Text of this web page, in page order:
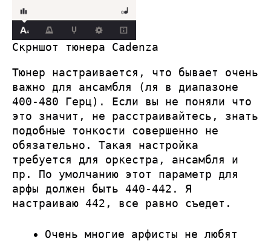
Скрншот тюнера Cadenza
Тюнер настраивается, что бывает очень
важно для ансамбля (ля в диапазоне
400-480 Герц). Если вы не поняли что
это значит, не расстраивайтесь, знать
подобные тонкости совершенно не
обязательно. Такая настройка
требуется для оркестра, ансамбля и
пр. По умолчанию этот параметр для
арфы должен быть 440-442. Я
настраиваю 442, все равно съедет.
Очень многие арфисты не любят